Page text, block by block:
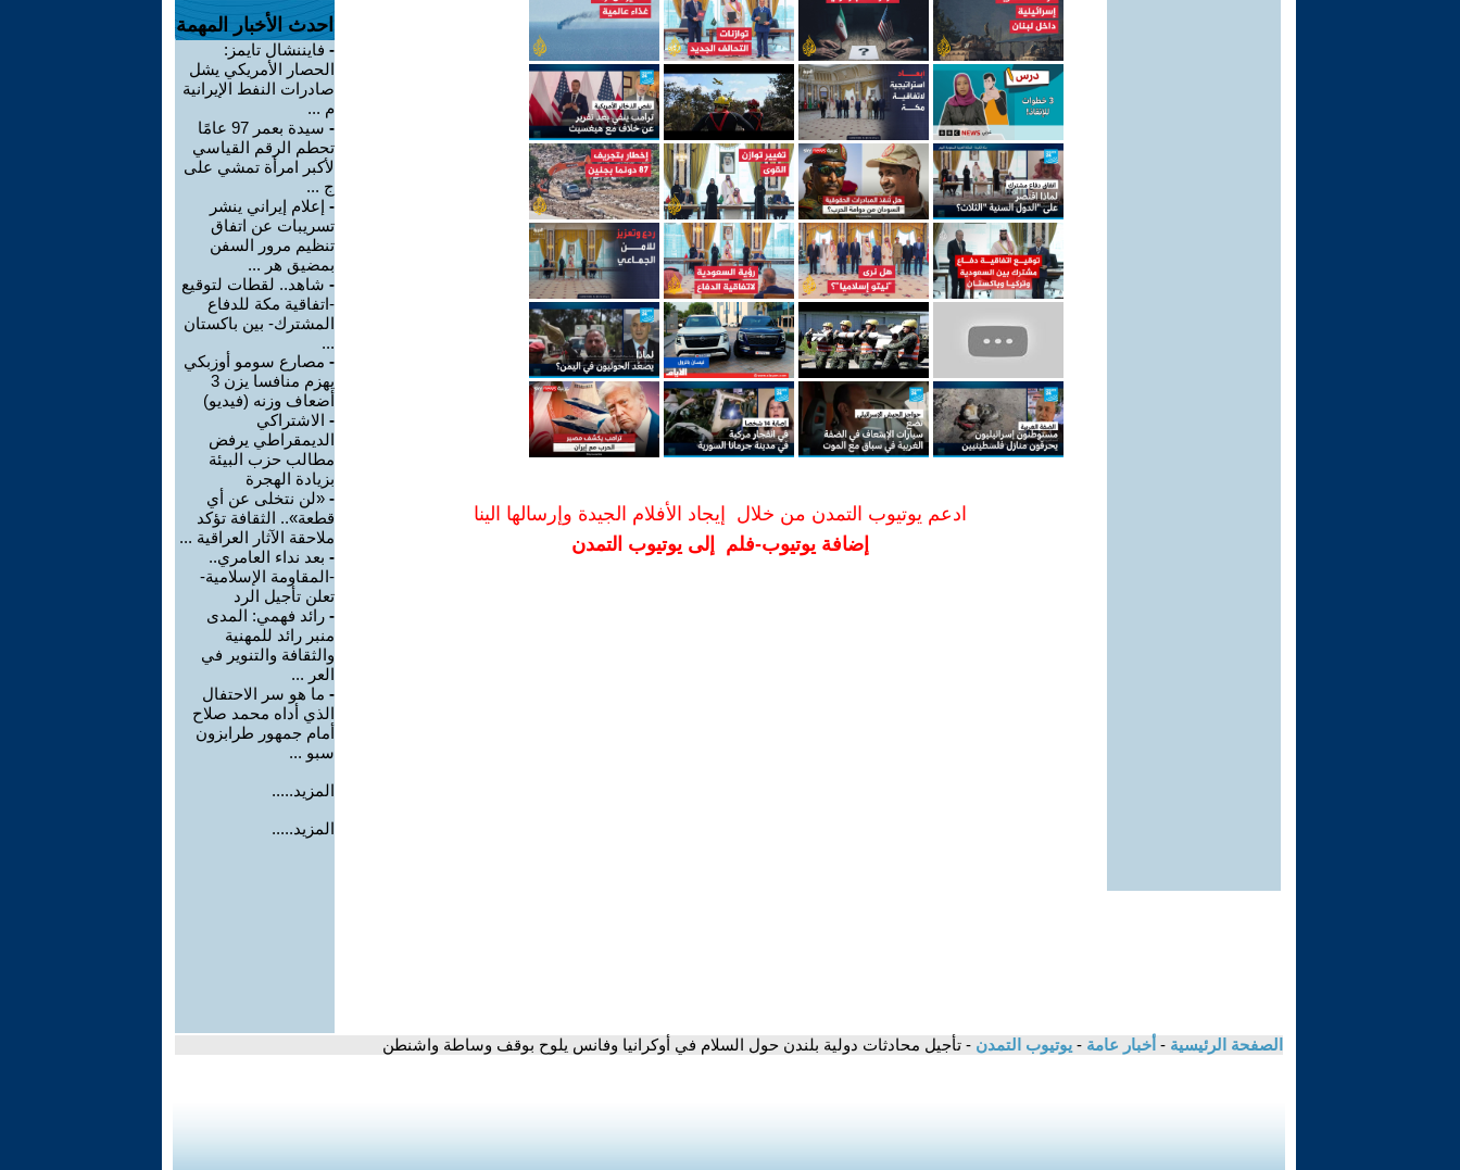
ادعم يوتيوب التمدن من خلال إيجاد الأفلام الجيدة وإرسالها الينا
إضافة يوتيوب-فلم إلى يوتيوب التمدن
احدث الأخبار المهمة
- فايننشال تايمز:
الحصار الأمريكي يشل
صادرات النفط الإيرانية
م ...
-
سيدة بعمر 97 عامًا
تحطم الرقم القياسي
لأكبر امرأة تمشي على
ج ...
- إعلام إيراني ينشر
تسريبات عن اتفاق
تنظيم مرور السفن
بمضيق هر ...
- شاهد.. لقطات لتوقيع
-اتفاقية مكة للدفاع
المشترك- بين باكستان
...
- مصارع سومو أوزبكي
يهزم منافسا يزن 3
أضعاف وزنه (فيديو)
- الاشتراكي
الديمقراطي يرفض
مطالب حزب البيئة
بزيادة الهجرة
- «لن نتخلى عن أي
قطعة».. الثقافة تؤكد
ملاحقة الآثار العراقية ...
- بعد نداء العامري..
-المقاومة الإسلامية-
تعلن تأجيل الرد
- رائد فهمي: المدى
منبر رائد للمهنية
والثقافة والتنوير في
العر ...
- ما هو سر الاحتفال
الذي أداه محمد صلاح
أمام جمهور طرابزون
سبو ...
المزيد.....
المزيد.....
الصفحة الرئيسية - أخبار عامة - يوتيوب التمدن - تأجيل محادثات دولية بلندن حول السلام في أوكرانيا وفانس يلوح بوقف وساطة واشنطن